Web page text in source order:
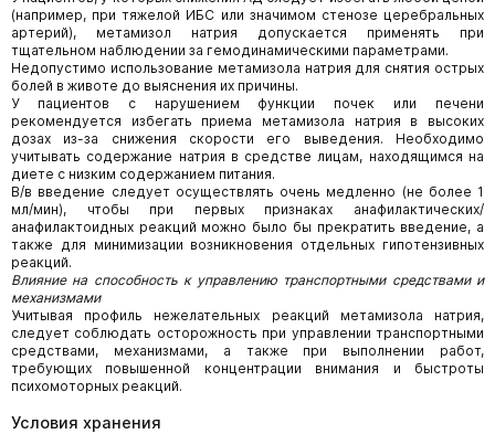
(например, при тяжелой ИБС или значимом стенозе церебральных
артерий), метамизол натрия допускается применять при
тщательном наблюдении за гемодинамическими параметрами.
Недопустимо использование метамизола натрия для снятия острых
болей в животе до выяснения их причины.
У пациентов с нарушением функции почек или печени
рекомендуется избегать приема метамизола натрия в высоких
дозах из-за снижения скорости его выведения. Необходимо
учитывать содержание натрия в средстве лицам, находящимся на
диете с низким содержанием питания.
В/в введение следует осуществлять очень медленно (не более 1
мл/мин), чтобы при первых признаках анафилактических/
анафилактоидных реакций можно было бы прекратить введение, а
также для минимизации возникновения отдельных гипотензивных
реакций.
Влияние на способность к управлению транспортными средствами и
механизмами
Учитывая профиль нежелательных реакций метамизола натрия,
следует соблюдать осторожность при управлении транспортными
средствами, механизмами, а также при выполнении работ,
требующих повышенной концентрации внимания и быстроты
психомоторных реакций.
Условия хранения